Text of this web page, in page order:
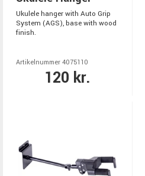
Ukulele hanger with Auto Grip
System (AGS), base with wood
finish.
Artikelnummer 4075110
120 kr.